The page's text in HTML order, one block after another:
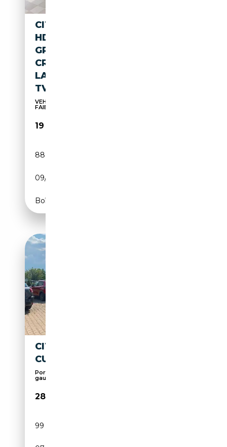
CITROEN SPACETOURER 2.0
HDI 150CV / 8 PLACES /
GRAND GPS / CLIM AUTO /
CRUISE / CAMERA / 2 PORTES
LATERALES / GARANTIE /
TVA*BTW
VEHICULE BELGE - PREMIER PROPRIÉTAIRE -
FAIBLE KM
19 900€
88 000 km
09/2017
Boîte manuelle
CITROEN SPACETOURER RIP
CURL M (L2)
Porte coulissante droite, Porte coulissante
gauche...
28 970€
99 000 km